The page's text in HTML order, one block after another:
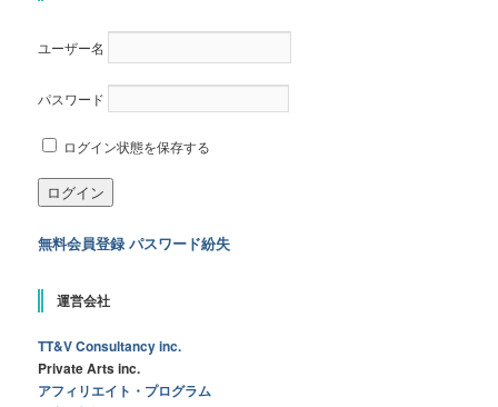
ユーザー名
パスワード
ログイン状態を保存する
無料会員登録 パスワード紛失
運営会社
TT&V Consultancy inc.
Private Arts inc.
アフィリエイト・プログラム